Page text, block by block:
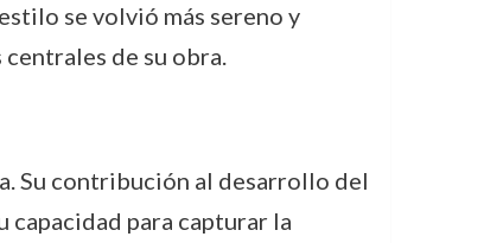
se volvió más sereno y
de su obra.
Su contribución al desarrollo del
para capturar la